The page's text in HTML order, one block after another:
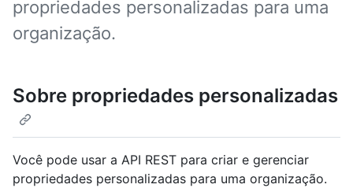
propriedades personalizadas para uma
organização.
Sobre propriedades personalizadas
Você pode usar a API REST para criar e gerenciar
propriedades personalizadas para uma organização.